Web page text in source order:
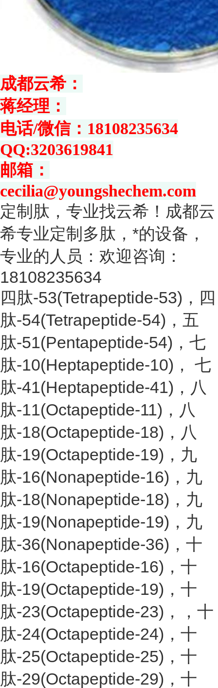
成都云希：
蒋经理：
电话/微信：18108235634
QQ:3203619841
邮箱：
cecilia@youngshechem.com
定制肽，专业找云希！成都云
希专业定制多肽，*的设备，
专业的人员：欢迎咨询：
18108235634
四肽-53(Tetrapeptide-53)，四
肽-54(Tetrapeptide-54)，五
肽-51(Pentapeptide-54)，七
肽-10(Heptapeptide-10)， 七
肽-41(Heptapeptide-41)，八
肽-11(Octapeptide-11)，八
肽-18(Octapeptide-18)，八
肽-19(Octapeptide-19)，九
肽-16(Nonapeptide-16)，九
肽-18(Nonapeptide-18)，九
肽-19(Nonapeptide-19)，九
肽-36(Nonapeptide-36)，十
肽-16(Octapeptide-16)，十
肽-19(Octapeptide-19)，十
肽-23(Octapeptide-23)，，十
肽-24(Octapeptide-24)，十
肽-25(Octapeptide-25)，十
肽-29(Octapeptide-29)，十